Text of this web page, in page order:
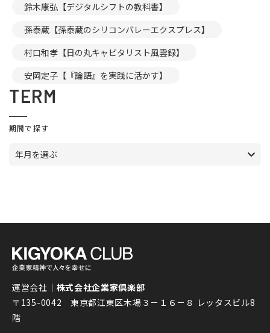
鈴木康弘【デジタルシフトの教科書】
孫泰蔵【孫泰蔵のシリコンバレーエクスプレス】
村口和孝【日の丸キャピタリスト風雲録】
安岡定子【『論語』を実践に活かす】
TERM
期間で探す
年月を選ぶ
運営会社｜ 株式会社企業家倶楽部
〒135-0042 東京都江東区木場３－１６－８ レッタスビル8
階